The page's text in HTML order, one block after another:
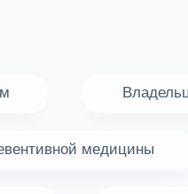
медицины